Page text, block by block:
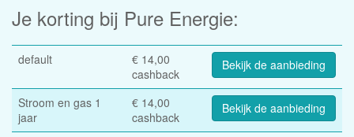
Je korting bij Pure Energie:
default
€ 14,00
cashback
Bekijk de aanbieding
Stroom en gas 1
jaar
€ 14,00
cashback
Bekijk de aanbieding